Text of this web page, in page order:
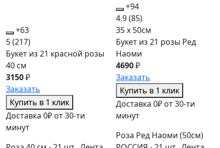
+63
5(217)
Букет из 21 красной розы
40 см
3150₽
Заказать
Купить в 1 клик
Доставка 0₽ от 30-ти
минут
+94
4.9(85)
35 x 50см
Букет из 21 розы Ред
Наоми
4690₽
Заказать
Купить в 1 клик
Доставка 0₽ от 30-ти
минут
Роза Ред Наоми (50см)